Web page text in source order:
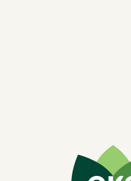
НОВЫЙ